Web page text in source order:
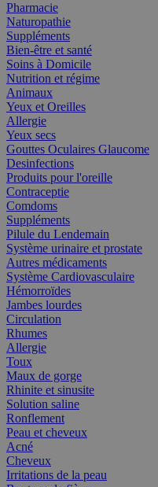
Pharmacie
Naturopathie
Suppléments
Bien-être et santé
Soins à Domicile
Nutrition et régime
Animaux
Yeux et Oreilles
Allergie
Yeux secs
Gouttes Oculaires Glaucome
Desinfections
Produits pour l'oreille
Contraceptie
Comdoms
Suppléments
Pilule du Lendemain
Système urinaire et prostate
Autres médicaments
Système Cardiovasculaire
Hémorroïdes
Jambes lourdes
Circulation
Rhumes
Allergie
Toux
Maux de gorge
Rhinite et sinusite
Solution saline
Ronflement
Peau et cheveux
Acné
Cheveux
Irritations de la peau